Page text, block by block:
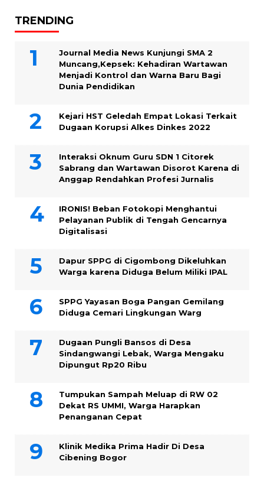
TRENDING
Journal Media News Kunjungi SMA 2
Muncang,Kepsek: Kehadiran Wartawan
Menjadi Kontrol dan Warna Baru Bagi
Dunia Pendidikan
Kejari HST Geledah Empat Lokasi Terkait
Dugaan Korupsi Alkes Dinkes 2022
Interaksi Oknum Guru SDN 1 Citorek
Sabrang dan Wartawan Disorot Karena di
Anggap Rendahkan Profesi Jurnalis
IRONIS! Beban Fotokopi Menghantui
Pelayanan Publik di Tengah Gencarnya
Digitalisasi
Dapur SPPG di Cigombong Dikeluhkan
Warga karena Diduga Belum Miliki IPAL
SPPG Yayasan Boga Pangan Gemilang
Diduga Cemari Lingkungan Warg
Dugaan Pungli Bansos di Desa
Sindangwangi Lebak, Warga Mengaku
Dipungut Rp20 Ribu
Tumpukan Sampah Meluap di RW 02
Dekat RS UMMI, Warga Harapkan
Penanganan Cepat
Klinik Medika Prima Hadir Di Desa
Cibening Bogor